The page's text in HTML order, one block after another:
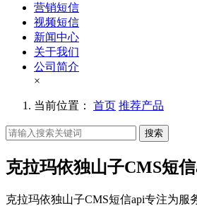
营销短信
视频短信
新闻中心
关于我们
公司简介
×
当前位置： 首页 推荐产品
搜索
克拉玛依独山子CMS短
克拉玛依独山子CMS短信api专注为服